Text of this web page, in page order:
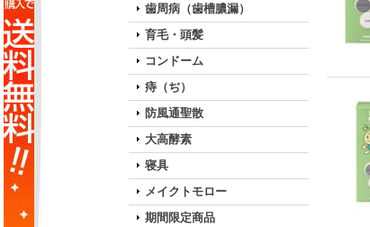
歯周病（歯槽膿漏）
育毛・頭髪
コンドーム
痔（ぢ）
防風通聖散
大高酵素
寝具
メイクトモロー
期間限定商品